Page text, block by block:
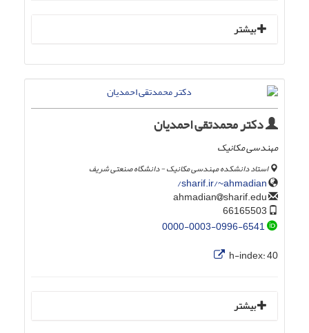
بیشتر
دکتر محمدتقی احمدیان
مهندسی مکانیک
استاد دانشکده مهندسی مکانیک - دانشگاه صنعتی شریف
sharif.ir/~ahmadian/
sharif.edu
0000-0003-0996-6541
h-index:40
بیشتر